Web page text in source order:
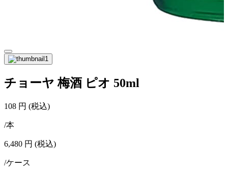
チョーヤ 梅酒 ピオ 50ml
108 円 (税込)
/本
6,480 円 (税込)
/ケース